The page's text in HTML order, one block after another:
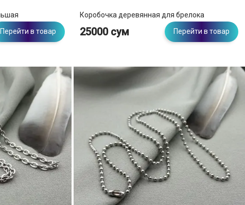
Перейти в товар
Коробочка деревянная для брелока
25000 сум Перейти в товар